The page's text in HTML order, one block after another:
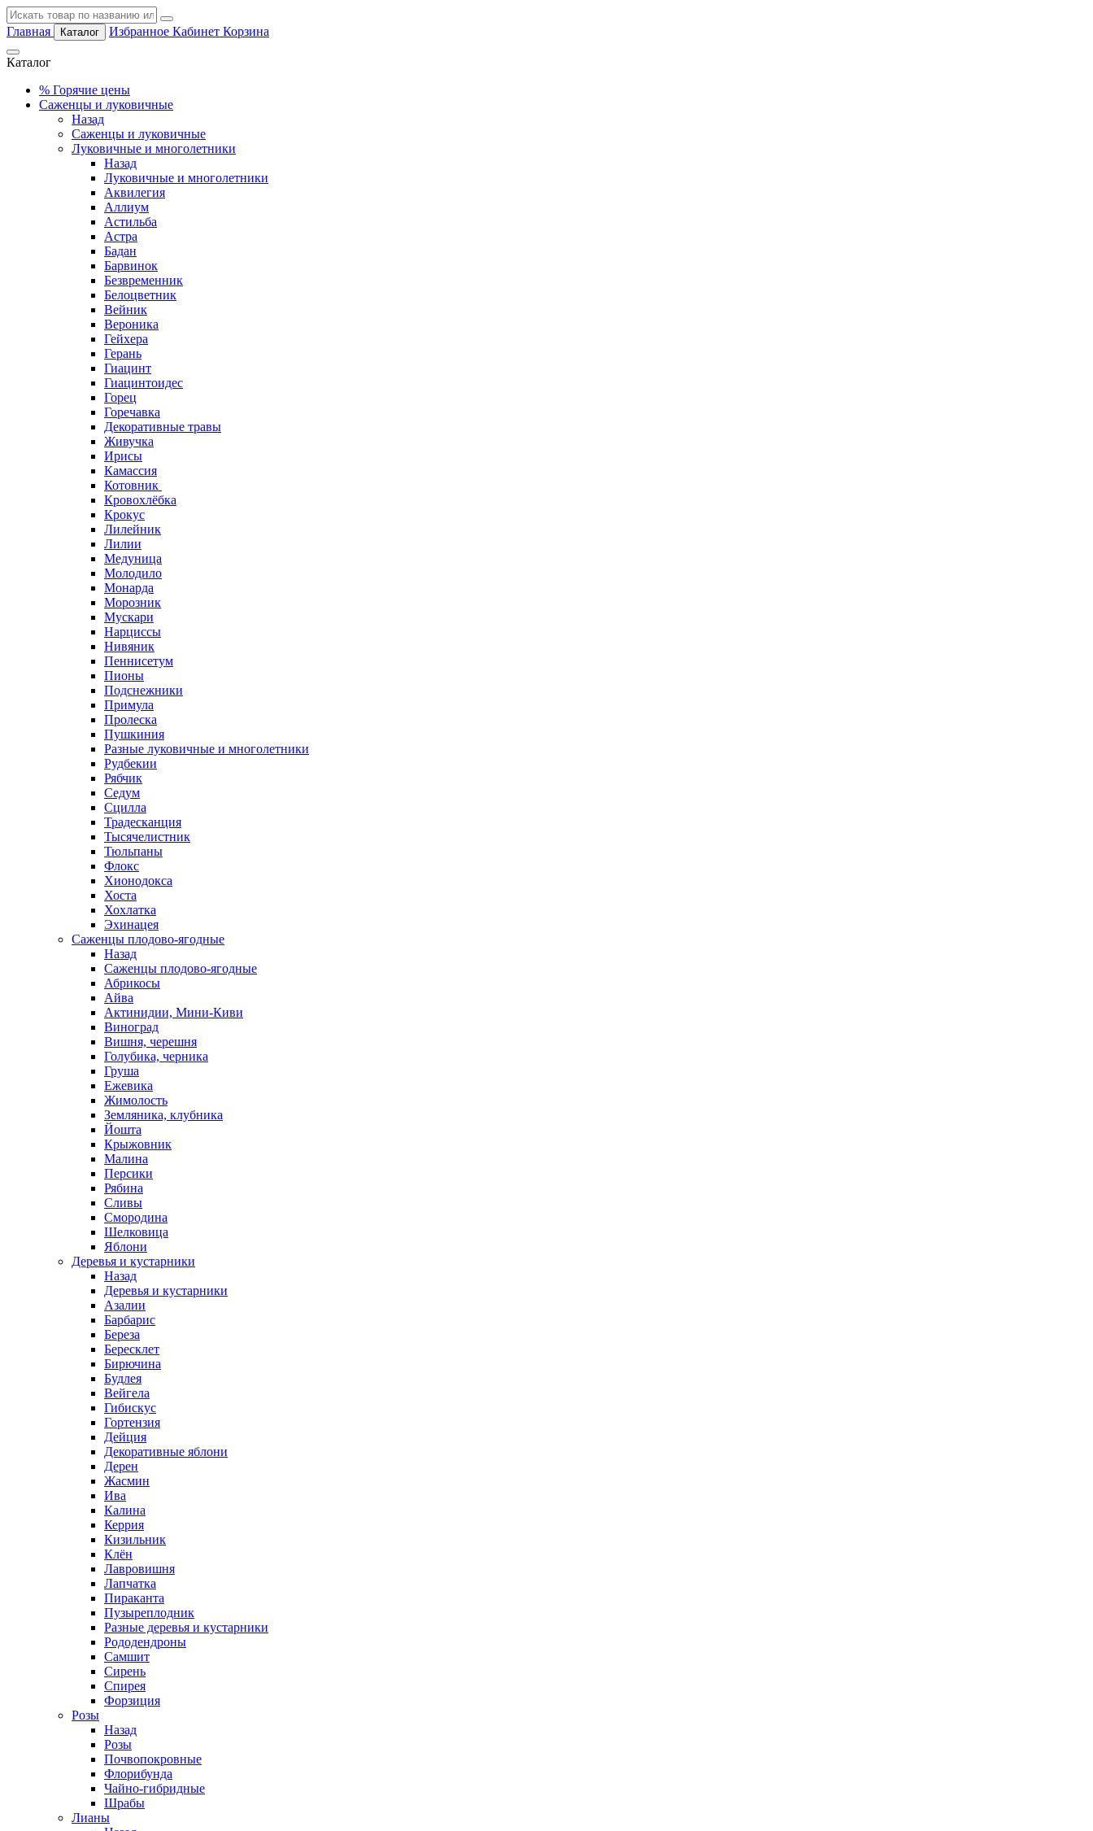
Главная Каталог Избранное Кабинет Корзина
Каталог
% Горячие цены
Саженцы и луковичные
Назад
Саженцы и луковичные
Луковичные и многолетники
Назад
Луковичные и многолетники
Аквилегия
Аллиум
Астильба
Астра
Бадан
Барвинок
Безвременник
Белоцветник
Вейник
Вероника
Гейхера
Герань
Гиацинт
Гиацинтоидес
Горец
Горечавка
Декоративные травы
Живучка
Ирисы
Камассия
Котовник
Кровохлёбка
Крокус
Лилейник
Лилии
Медуница
Молодило
Монарда
Морозник
Мускари
Нарциссы
Нивяник
Пеннисетум
Пионы
Подснежники
Примула
Пролеска
Пушкиния
Разные луковичные и многолетники
Рудбекии
Рябчик
Седум
Сцилла
Традесканция
Тысячелистник
Тюльпаны
Флокс
Хионодокса
Хоста
Хохлатка
Эхинацея
Саженцы плодово-ягодные
Назад
Саженцы плодово-ягодные
Абрикосы
Айва
Актинидии, Мини-Киви
Виноград
Вишня, черешня
Голубика, черника
Груша
Ежевика
Жимолость
Земляника, клубника
Йошта
Крыжовник
Малина
Персики
Рябина
Сливы
Смородина
Шелковица
Яблони
Деревья и кустарники
Назад
Деревья и кустарники
Азалии
Барбарис
Береза
Бересклет
Бирючина
Будлея
Вейгела
Гибискус
Гортензия
Дейция
Декоративные яблони
Дерен
Жасмин
Ива
Калина
Керрия
Кизильник
Клён
Лавровишня
Лапчатка
Пираканта
Пузыреплодник
Разные деревья и кустарники
Рододендроны
Самшит
Сирень
Спирея
Форзиция
Розы
Назад
Розы
Почвопокровные
Флорибунда
Чайно-гибридные
Шрабы
Лианы